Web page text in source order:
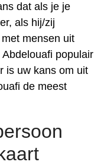
dat als je je
als hij/zij
mensen uit
populair
is uw kans om uit
de meest